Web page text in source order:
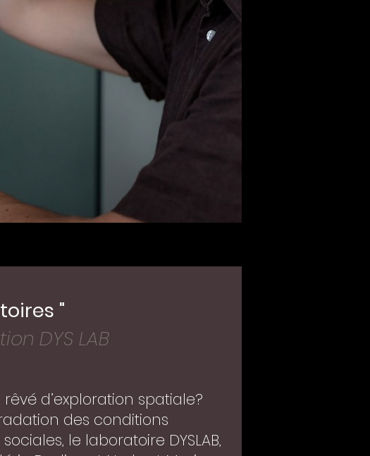
"
DYS LAB
rêvé d’exploration spatiale?
des conditions
le laboratoire DYSLAB,